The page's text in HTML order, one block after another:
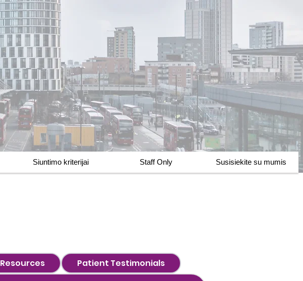
Siuntimo kriterijai Staff Only Susisiekite su mumis
Resources Patient Testimonials